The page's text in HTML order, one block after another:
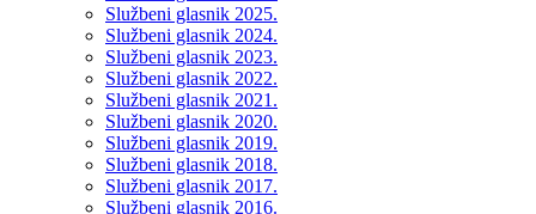
Službeni glasnik 2025.
Službeni glasnik 2024.
Službeni glasnik 2023.
Službeni glasnik 2022.
Službeni glasnik 2021.
Službeni glasnik 2020.
Službeni glasnik 2019.
Službeni glasnik 2018.
Službeni glasnik 2017.
Službeni glasnik 2016.